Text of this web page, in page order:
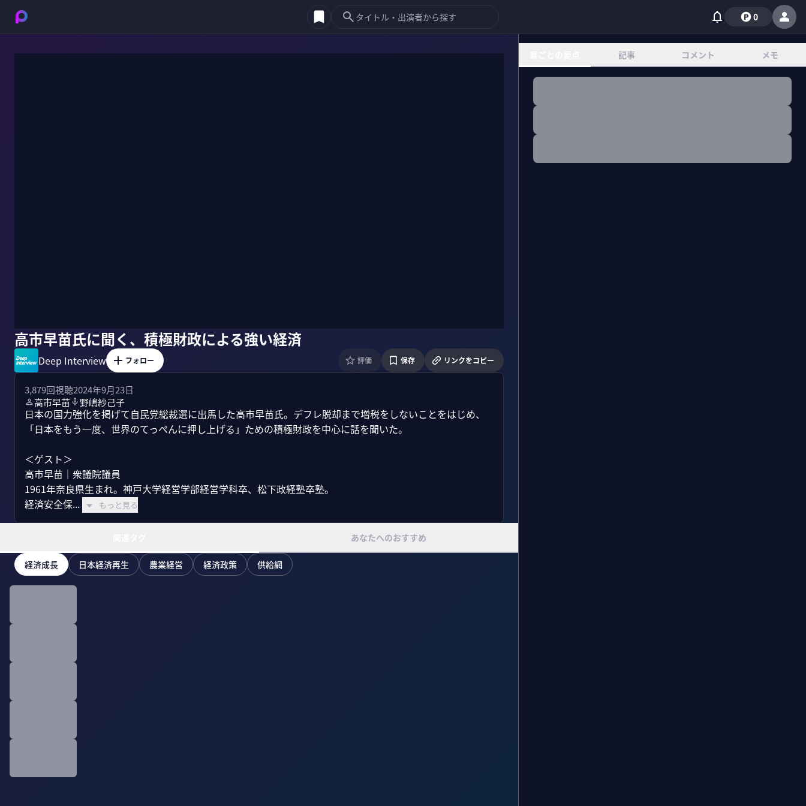
0
高市早苗氏に聞く、積極財政による強い経済
Deep Interview フォロー 評価 保存 リンクをコピー
3,879回視聴2024年9月23日
高市早苗
野嶋紗己子
日本の国力強化を掲げて自民党総裁選に出馬した高市早苗氏。デフレ脱却まで増税をしないことをはじめ、
「日本をもう一度、世界のてっぺんに押し上げる」ための積極財政を中心に話を聞いた。
＜ゲスト＞
高市早苗｜衆議院議員
1961年奈良県生まれ。神戸大学経営学部経営学科卒、松下政経塾卒塾。
経済安全保...
もっと見る
あなたへのおすすめ
経済成長 日本経済再生 農業経営 経済政策 供給網
記事 コメント メモ